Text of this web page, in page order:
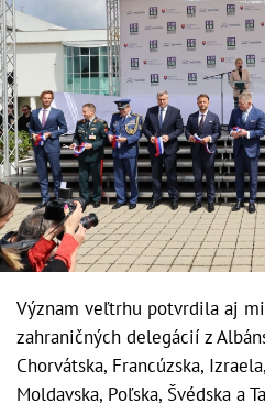
Význam veľtrhu potvrdila aj
zahraničných delegácií z
Chorvátska, Francúzska,
Moldavska, Poľska, Švédska a